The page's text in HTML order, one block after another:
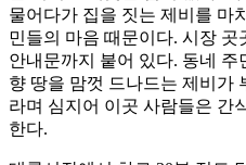
물어다가 집을 짓는 제비를 마
민들의 마음 때문이다. 시장
안내문까지 붙어 있다. 동네
향 땅을 맘껏 드나드는 제비가
라며 심지어 이곳 사람들은 간
한다.